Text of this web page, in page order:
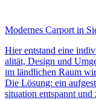
Modernes Carport in
Hier entstand eine
alität, Design und
im ländlichen Raum
Die Lösung: ein
situation ent­spannt